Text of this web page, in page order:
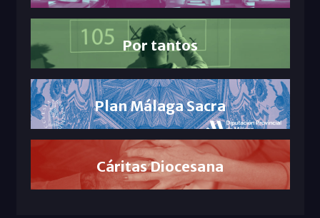
Por tantos
Plan Málaga Sacra
Cáritas Diocesana